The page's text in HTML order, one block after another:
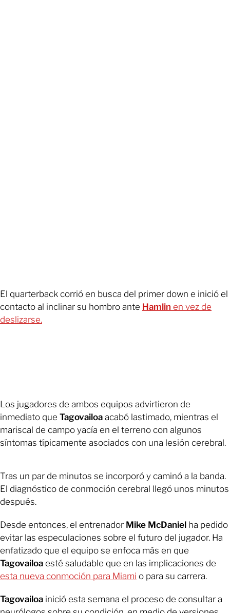
El quarterback corrió en busca del primer down e inició el
contacto al inclinar su hombro ante Hamlin en vez de
deslizarse.
Los jugadores de ambos equipos advirtieron de
inmediato que Tagovailoa acabó lastimado, mientras el
mariscal de campo yacía en el terreno con algunos
síntomas típicamente asociados con una lesión cerebral.
Tras un par de minutos se incorporó y caminó a la banda.
El diagnóstico de conmoción cerebral llegó unos minutos
después.
Desde entonces, el entrenador Mike McDaniel ha pedido
evitar las especulaciones sobre el futuro del jugador. Ha
enfatizado que el equipo se enfoca más en que
Tagovailoa esté saludable que en las implicaciones de
esta nueva conmoción para Miami o para su carrera.
Tagovailoa inició esta semana el proceso de consultar a